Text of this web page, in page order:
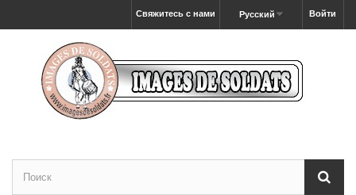
Войти
Русский
Свяжитесь с нами